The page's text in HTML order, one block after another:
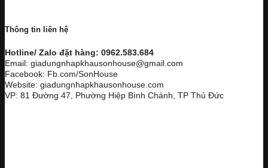
Thông tin liên hệ
Hotline/ Zalo đặt hàng: 0962.583.684
Email: giadungnhapkhausonhouse@gmail.com
Facebook: Fb.com/SonHouse
Website: giadungnhapkhausonhouse.com
VP: 81 Đường 47, Phường Hiệp Bình Chánh, TP Thủ Đức